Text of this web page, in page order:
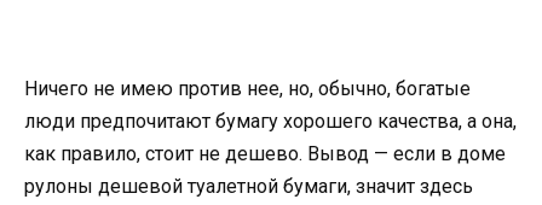
Ничего не имею против нее, но, обычно, богатые
люди предпочитают бумагу хорошего качества, а она,
как правило, стоит не дешево. Вывод — если в доме
рулоны дешевой туалетной бумаги, значит здесь